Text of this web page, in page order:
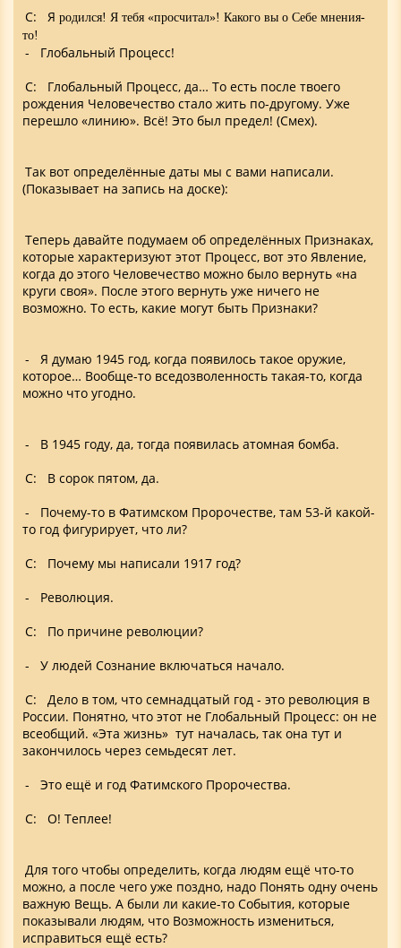
С: Я родился! Я тебя «просчитал»! Какого вы о Себе мнения-
то!
- Глобальный Процесс!
С: Глобальный Процесс, да… То есть после твоего
рождения Человечество стало жить по-другому. Уже
перешло «линию». Всё! Это был предел! (Смех).
Так вот определённые даты мы с вами написали.
(Показывает на запись на доске):
Теперь давайте подумаем об определённых Признаках,
которые характеризуют этот Процесс, вот это Явление,
когда до этого Человечество можно было вернуть «на
круги своя». После этого вернуть уже ничего не
возможно. То есть, какие могут быть Признаки?
- Я думаю 1945 год, когда появилось такое оружие,
которое… Вообще-то вседозволенность такая-то, когда
можно что угодно.
- В 1945 году, да, тогда появилась атомная бомба.
С: В сорок пятом, да.
- Почему-то в Фатимском Пророчестве, там 53-й какой-
то год фигурирует, что ли?
С: Почему мы написали 1917 год?
- Революция.
С: По причине революции?
- У людей Сознание включаться начало.
С: Дело в том, что семнадцатый год - это революция в
России. Понятно, что этот не Глобальный Процесс: он не
всеобщий. «Эта жизнь» тут началась, так она тут и
закончилось через семьдесят лет.
- Это ещё и год Фатимского Пророчества.
С: О! Теплее!
Для того чтобы определить, когда людям ещё что-то
можно, а после чего уже поздно, надо Понять одну очень
важную Вещь. А были ли какие-то События, которые
показывали людям, что Возможность измениться,
исправиться ещё есть?